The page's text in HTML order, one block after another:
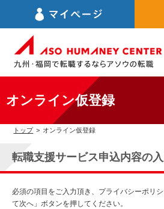
オンライン仮登録
トップ > オンライン仮登録
転職支援サービス申込内容の
必須の項目をご入力頂き、プライバシーポリ
て次へ」ボタンを押してください。